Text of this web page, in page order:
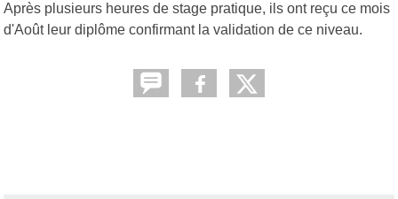
Après plusieurs heures de stage pratique, ils ont reçu ce mois
d'Août leur diplôme confirmant la validation de ce niveau.